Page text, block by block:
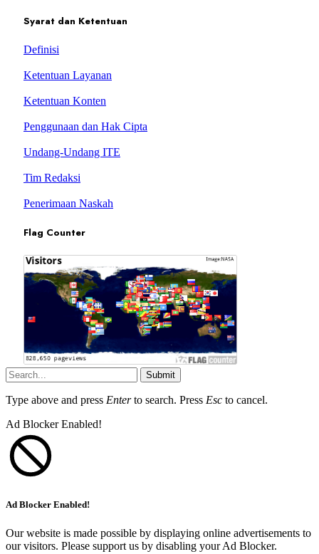
Syarat dan Ketentuan
Definisi
Ketentuan Layanan
Ketentuan Konten
Penggunaan dan Hak Cipta
Undang-Undang ITE
Tim Redaksi
Penerimaan Naskah
Flag Counter
Submit
Type above and press Enterto search. Press Esc to cancel.
Ad Blocker Enabled!
Ad Blocker Enabled!
Our website is made possible by displaying online advertisements to
our visitors. Please support us by disabling your Ad Blocker.